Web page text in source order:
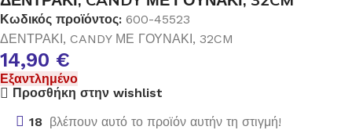
Κωδικός προϊόντος: 600-45523
ΔΕΝΤΡΑΚΙ, CANDY ΜΕ ΓΟΥΝΑΚΙ, 32CM
14,90 €
Εξαντλημένο
Προσθήκη στην wishlist
18 βλέπουν αυτό το προϊόν αυτήν τη στιγμή!